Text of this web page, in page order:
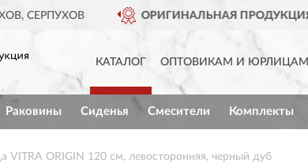
СЕРПУХОВ
ПРОДУКЦИЯ VITRA В РОССИИ
КАТАЛОГ ОПТОВИКАМ И ЮРЛИЦАМ
Раковины Сиденья Смесители Комплекты
VITRA ORIGIN 120 см, левосторонняя, черный дуб